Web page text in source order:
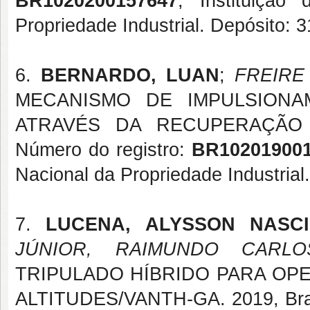
Propriedade Industrial. Depósito:
6. BERNARDO, LUAN;
MECANISMO DE
ATRAVÉS DA
Número do registro:
Nacional da Propriedade
7. LUCENA, ALYSSON
JÚNIOR, RAIMUNDO
TRIPULADO HÍBRIDO PARA
ALTITUDES/VANTH-GA. 2019,